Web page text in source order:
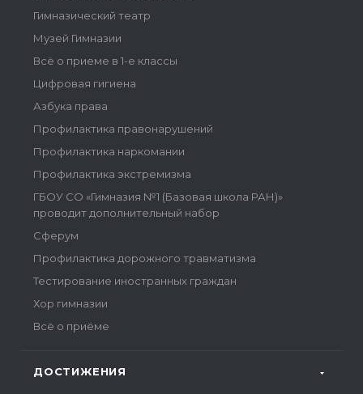
Гимназический театр
Музей Гимназии
Всё о приеме в 1-е классы
Цифровая гигиена
Азбука права
Профилактика правонарушений
Профилактика наркомании
Профилактика экстремизма
ГБОУ СО «Гимназия №1 (Базовая школа РАН)»
проводит дополнительный набор
Сферум
Профилактика дорожного травматизма
Тестирование иностранных граждан
Хор гимназии
Всё о приёме
ДОСТИЖЕНИЯ